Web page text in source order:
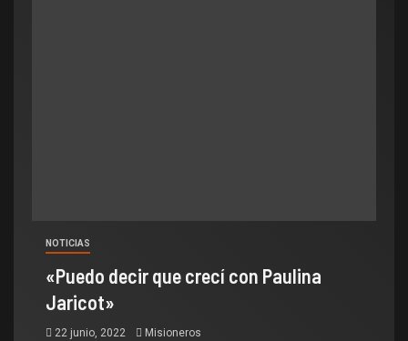
NOTICIAS
«Puedo decir que crecí con Paulina
Jaricot»
22 junio, 2022 Misioneros